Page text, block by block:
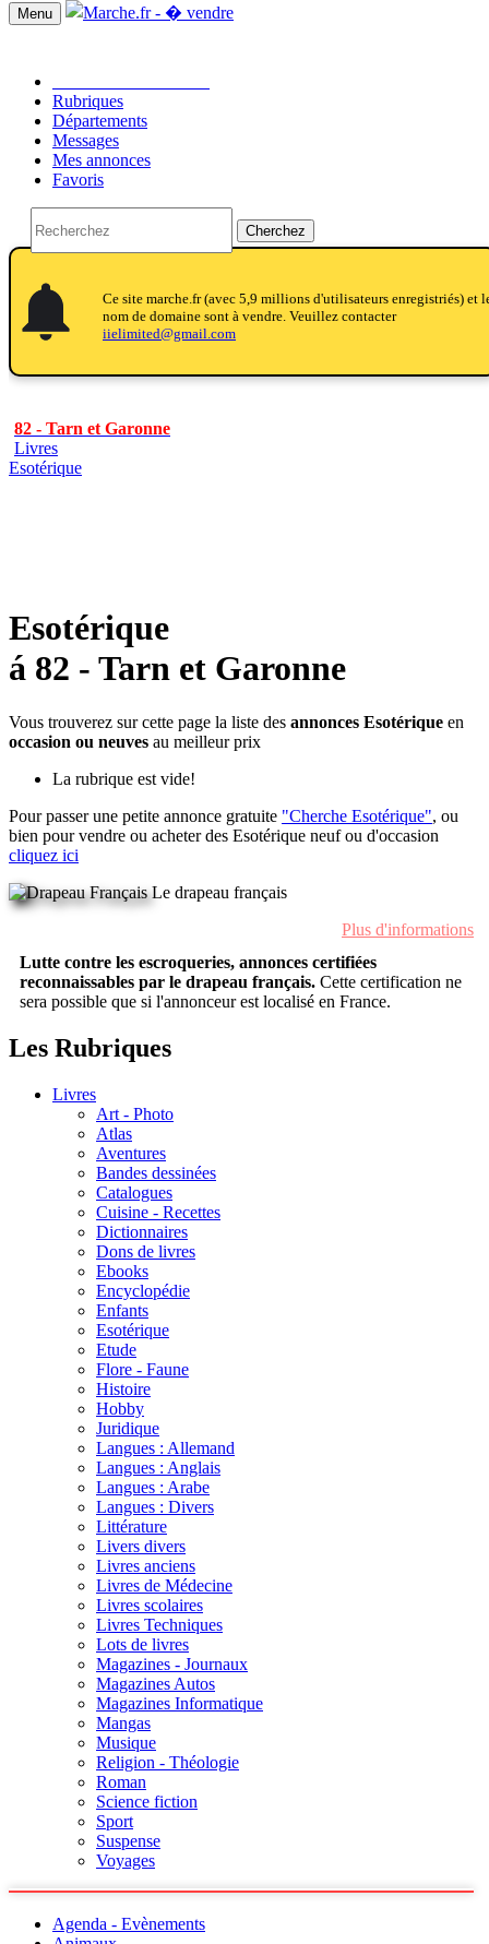
Menu
Rubriques
Départements
Messages
Mes annonces
Favoris
Cherchez
notifications
notifications
Ce site marche.fr (avec 5,9 millions d'utilisateurs enregistriés) et
nom de domaine sont à vendre. Veuillez contacter
iielimited@gmail.com
82 - Tarn et Garonne
Livres
Esotérique
Esotérique
á 82 - Tarn et Garonne
Vous trouverez sur cette page la liste des annonces Esotérique en
occasion ou neuves au meilleur prix
La rubrique est vide!
Pour passer une petite annonce gratuite "Cherche Esotérique", ou
bien pour vendre ou acheter des Esotérique neuf ou d'occasion
cliquez ici
Le drapeau français
Plus d'informations
Lutte contre les escroqueries, annonces certifiées
reconnaissables par le drapeau français. Cette certification ne
sera possible que si l'annonceur est localisé en France.
Les Rubriques
Livres
Art - Photo
Atlas
Aventures
Bandes dessinées
Catalogues
Cuisine - Recettes
Dictionnaires
Dons de livres
Ebooks
Encyclopédie
Enfants
Esotérique
Etude
Flore - Faune
Histoire
Hobby
Juridique
Langues : Allemand
Langues : Anglais
Langues : Arabe
Langues : Divers
Littérature
Livers divers
Livres anciens
Livres de Médecine
Livres scolaires
Livres Techniques
Lots de livres
Magazines - Journaux
Magazines Autos
Magazines Informatique
Mangas
Musique
Religion - Théologie
Roman
Science fiction
Sport
Suspense
Voyages
Agenda - Evènements